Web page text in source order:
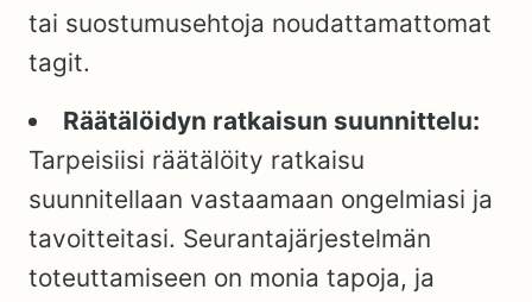
tai suostumusehtoja noudattamattomat
tagit.
Räätälöidyn ratkaisun suunnittelu:
Tarpeisiisi räätälöity ratkaisu
suunnitellaan vastaamaan ongelmiasi ja
tavoitteitasi. Seurantajärjestelmän
toteuttamiseen on monia tapoja, ja